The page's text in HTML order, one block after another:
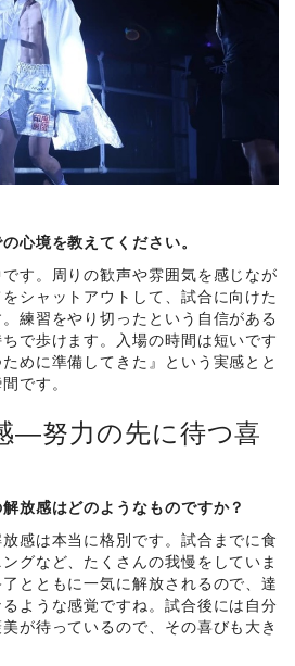
心境を教えてください。
す。周りの歓声や雰囲気を感じなが
シャットアウトして、試合に向けた
練習をやり切ったという自信がある
で歩けます。入場の時間は短いです
めに準備してきた』という実感とと
です。
―努力の先に待つ喜
放感はどのようなものですか？
感は本当に格別です。試合までに食
グなど、たくさんの我慢をしていま
とともに一気に解放されるので、達
ような感覚ですね。試合後には自分
が待っているので、その喜びも大き